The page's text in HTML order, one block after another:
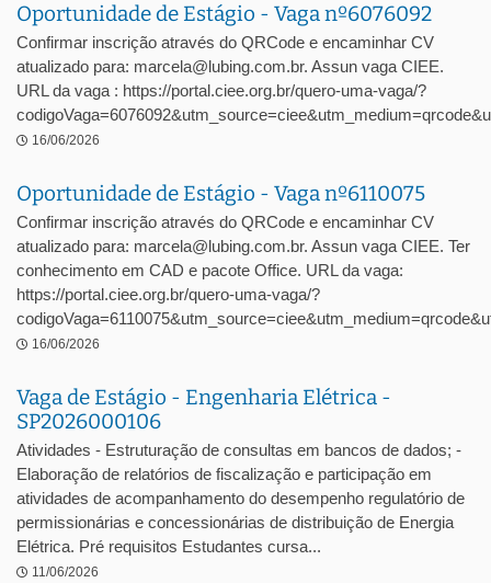
Oportunidade de Estágio - Vaga nº6076092
Confirmar inscrição através do QRCode e encaminhar CV
atualizado para: marcela@lubing.com.br. Assun vaga CIEE.
URL da vaga : https://portal.ciee.org.br/quero-uma-vaga/?
16/06/2026
Oportunidade de Estágio - Vaga nº6110075
Confirmar inscrição através do QRCode e encaminhar CV
atualizado para: marcela@lubing.com.br. Assun vaga CIEE. Ter
conhecimento em CAD e pacote Office. URL da vaga:
https://portal.ciee.org.br/quero-uma-vaga/?
16/06/2026
Vaga de Estágio - Engenharia Elétrica -
SP2026000106
Atividades - Estruturação de consultas em bancos de dados; -
Elaboração de relatórios de fiscalização e participação em
atividades de acompanhamento do desempenho regulatório de
permissionárias e concessionárias de distribuição de Energia
Elétrica. Pré requisitos Estudantes cursa...
11/06/2026